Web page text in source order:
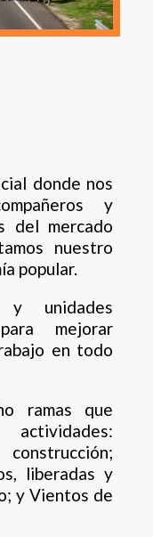
donde nos
y
del mercado
nuestro
popular.
y unidades
mejorar
en todo
ramas que
liberadas y
y Vientos de